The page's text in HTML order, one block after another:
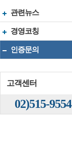
관련뉴스
경영코칭
인증문의
고객센터
02)515-9554